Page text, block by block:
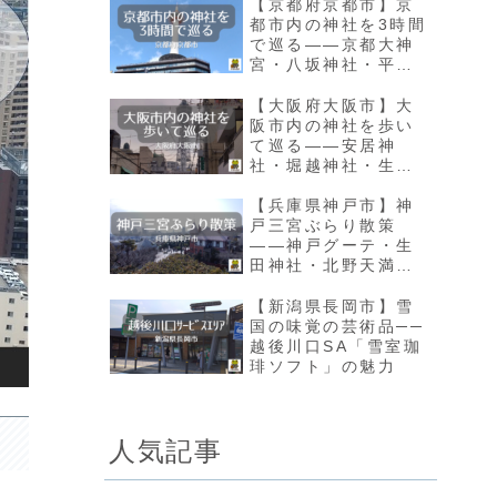
【京都府京都市】京
都市内の神社を3時間
で巡る――京都大神
宮・八坂神社・平安
【大阪府大阪市】大
阪市内の神社を歩い
て巡る――安居神
社・堀越神社・生國
【兵庫県神戸市】神
戸三宮ぶらり散策
――神戸グーテ・生
田神社・北野天満神
【新潟県長岡市】雪
国の味覚の芸術品──
越後川口SA「雪室珈
琲ソフト」の魅力
人気記事